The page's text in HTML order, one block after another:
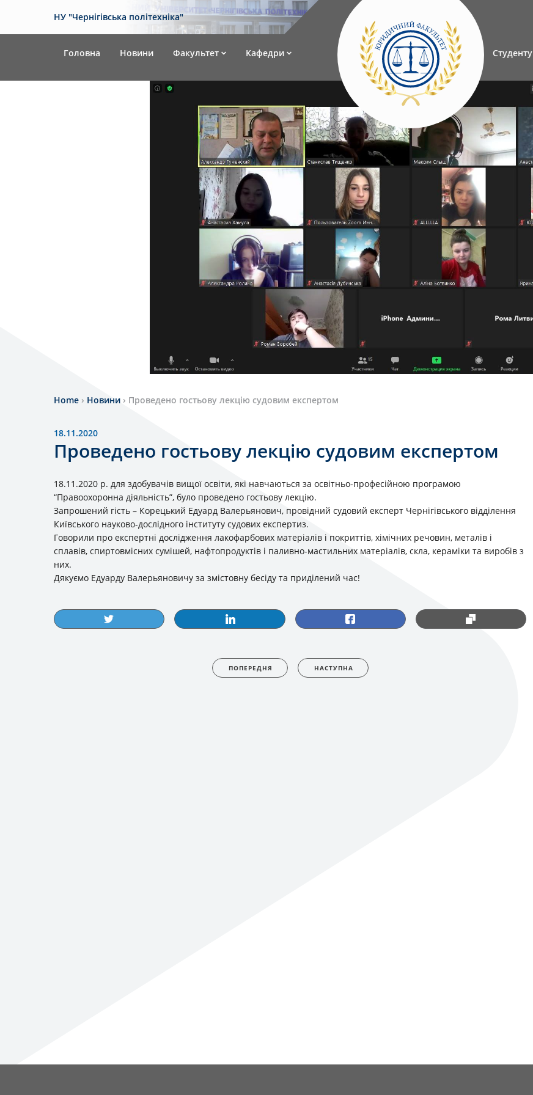
НУ "Чернігівська політехніка"
Головна Новини Факультет Кафедри Студенту
Home › Новини › Проведено гостьову лекцiю судовим експертом
18.11.2020
Проведено гостьову лекцiю судовим експертом
18.11.2020 р. для здобувачiв вищої освiти, якi навчаються за освiтньо-професiйною програмою
“Правоохоронна діяльність”, було проведено гостьову лекцію.
Запрошений гість – Корецький Едуард Валерьянович, провідний судовий експерт Чернігівського відділення
Київського науково-дослідного інституту судових експертиз.
Говорили про експертні дослідження лакофарбових матеріалів і покриттів, хімічних речовин, металів і
сплавів, спиртовмісних сумішей, нафтопродуктів і паливно-мастильних матеріалів, скла, кераміки та виробів з
них.
Дякуємо Едуарду Валерьяновичу за змістовну бесіду та приділений час!
ПОПЕРЕДНЯ НАСТУПНА